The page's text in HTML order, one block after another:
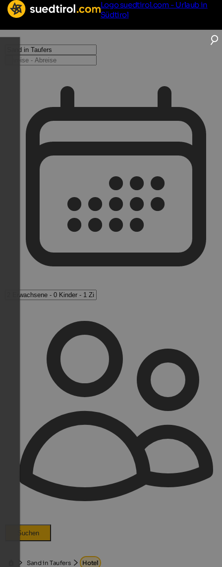
Logo suedtirol.com - Urlaub in
Südtirol
Suchen
Sand in Taufers Hotel